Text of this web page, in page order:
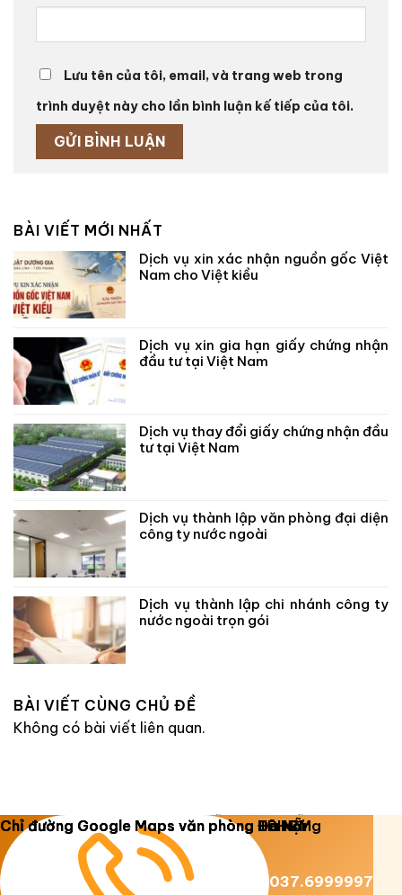
Lưu tên của tôi, email, và trang web trong
trình duyệt này cho lần bình luận kế tiếp của tôi.
BÀI VIẾT MỚI NHẤT
Dịch vụ xin xác nhận nguồn gốc Việt
Nam cho Việt kiều
Dịch vụ xin gia hạn giấy chứng nhận
đầu tư tại Việt Nam
Dịch vụ thay đổi giấy chứng nhận đầu
tư tại Việt Nam
Dịch vụ thành lập văn phòng đại diện
công ty nước ngoài
Dịch vụ thành lập chi nhánh công ty
nước ngoài trọn gói
BÀI VIẾT CÙNG CHỦ ĐỀ
Không có bài viết liên quan.
Copyright 2026 © Luật Dương Gia